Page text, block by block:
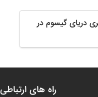
اجاره ویلا ۲۰ کیلومتری دریای گیسوم در
راه های ارتباطی